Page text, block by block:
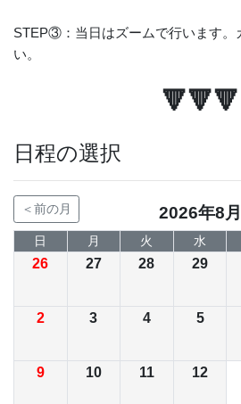
STEP③：当日はズームで行います。
い。
🔻🔻🔻
日程の選択
＜前の月 2026年8月
日 月 火 水
26 27 28 29
2 3 4 5
9 10 11 12